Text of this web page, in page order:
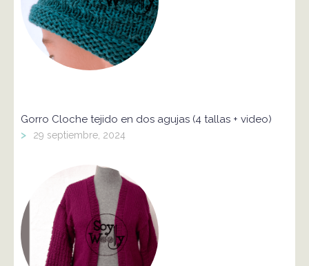
Gorro Cloche tejido en dos agujas (4 tallas + video)
> 29 septiembre, 2024